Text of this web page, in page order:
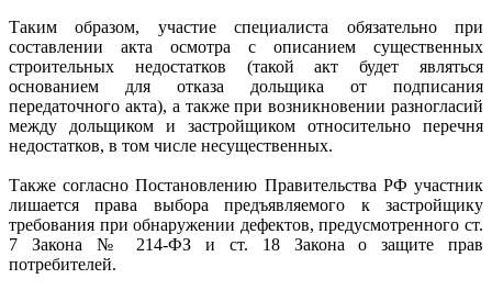
Таким образом, участие специалиста обязательно при
составлении акта осмотра с описанием существенных
строительных недостатков (такой акт будет являться
основанием для отказа дольщика от подписания
передаточного акта), а также при возникновении разногласий
между дольщиком и застройщиком относительно перечня
недостатков, в том числе несущественных.
Также согласно Постановлению Правительства РФ участник
лишается права выбора предъявляемого к застройщику
требования при обнаружении дефектов, предусмотренного ст.
7 Закона № 214-ФЗ и ст. 18 Закона о защите прав
потребителей.